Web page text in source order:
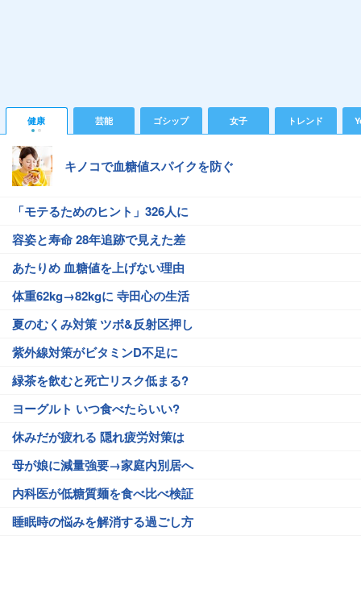
健康 芸能 ゴシップ 女子 トレンド
キノコで血糖値スパイクを防ぐ
「モテるためのヒント」326人に
容姿と寿命 28年追跡で見えた差
あたりめ 血糖値を上げない理由
体重62kg→82kgに 寺田心の生活
夏のむくみ対策 ツボ&反射区押し
紫外線対策がビタミンD不足に
緑茶を飲むと死亡リスク低まる?
ヨーグルト いつ食べたらいい?
休みだが疲れる 隠れ疲労対策は
母が娘に減量強要→家庭内別居へ
内科医が低糖質麺を食べ比べ検証
睡眠時の悩みを解消する過ごし方